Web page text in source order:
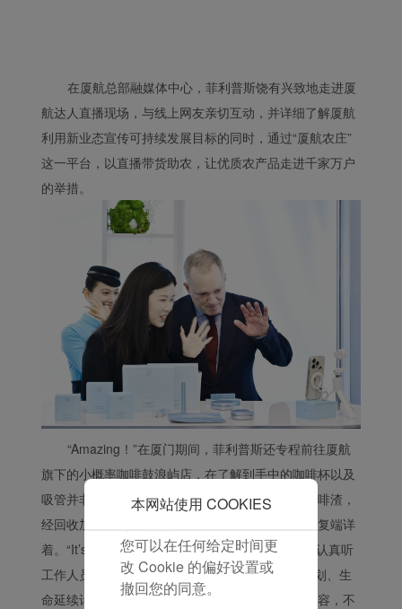
在厦航总部融媒体中心，菲利普斯饶有兴致地走进厦
航达人直播现场，与线上网友亲切互动，并详细了解厦航
利用新业态宣传可持续发展目标的同时，通过“厦航农庄”
这一平台，以直播带货助农，让优质农产品走进千家万户
的举措。
“Amazing！”在厦门期间，菲利普斯还专程前往厦航
旗下的小概率咖啡鼓浪屿店，在了解到手中的咖啡杯以及
吸管并非由塑料制成，而是采用店里每日产出的咖啡渣，
经回收加工再造而成的，他啧啧称奇，仔仔细细反复端详
着。“It’s really impressive！”他带着浓厚的兴致，认真听
工作人员介绍小概率与鼓浪屿合作事宜、“战塑”计划、生
命延续计划等与联合国可持续发展目标密切相关内容，不
本网站使用 COOKIES
Xiamenair.com使用功能
型和分析型Cookie 来确
保我们的网站正常运行，
验。 使用本网站，功能型
和分析型Cookie将被安装
在您的同意下，我们还将
使用营销Cookie (i) 分析
我们的营销绩效 (ii) 个性
化我们广告中的优惠信
息。 通过放置这些
Cookie，厦门航空和第三
方可以跟踪您的互联网行
为以使我们的内容和广告
点击“接受”即表示您同意
放置所有的营销Cookie。
点击“拒绝”，我们将不会
您可以在任何给定时间更
改 Cookie 的偏好设置或
撤回您的同意。